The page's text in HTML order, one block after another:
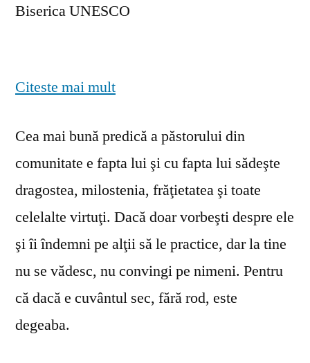
Biserica UNESCO
Citeste mai mult
Cea mai bună predică a păstorului din
comunitate e fapta lui şi cu fapta lui sădeşte
dragostea, milostenia, frăţietatea şi toate
celelalte virtuţi. Dacă doar vorbeşti despre ele
şi îi îndemni pe alţii să le practice, dar la tine
nu se vă­desc, nu convingi pe nimeni. Pentru
că dacă e cuvântul sec, fără rod, este
degeaba.